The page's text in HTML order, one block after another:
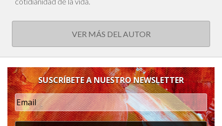
VER MÁS DEL AUTOR
SUSCRÍBETE A NUESTRO NEWSLETTER